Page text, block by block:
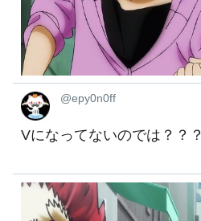
@epy0n0ff
Vになってないのでは？？？